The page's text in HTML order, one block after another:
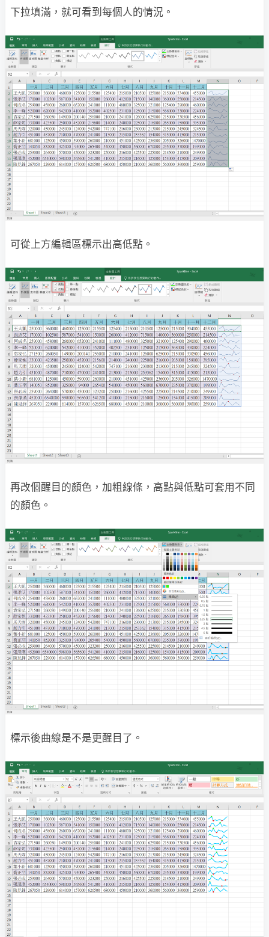
下拉填滿，就可看到每個人的情況。
可從上方編輯區標示出高低點。
再改個醒目的顏色，加粗線條，高點與低點可套用不同
的顏色。
標示後曲線是不是更醒目了。